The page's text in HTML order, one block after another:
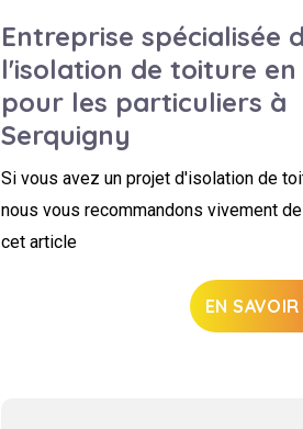
Entreprise spécialisée
l'isolation de toiture en
pour les particuliers à
Serquigny
Si vous avez un projet d'isolation de
nous vous recommandons vivement
cet article
EN